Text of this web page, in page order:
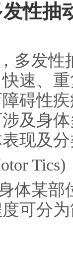
发性抽
多发性
速、
碍性
及身
现及
Tics)
体某
可分